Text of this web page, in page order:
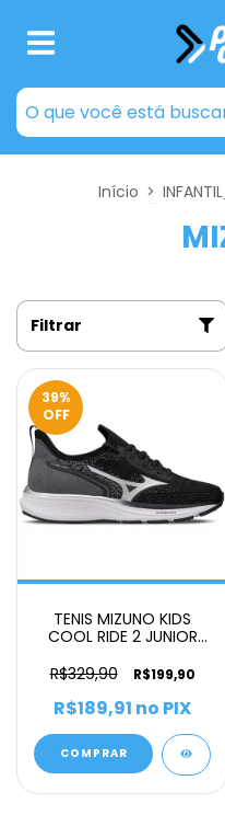
Início > INFANTIL_
Filtrar
39%
OFF
TENIS MIZUNO KIDS
COOL RIDE 2 JUNIOR
R$329,90
R$199,90
R$189,91 no PIX
COMPRAR